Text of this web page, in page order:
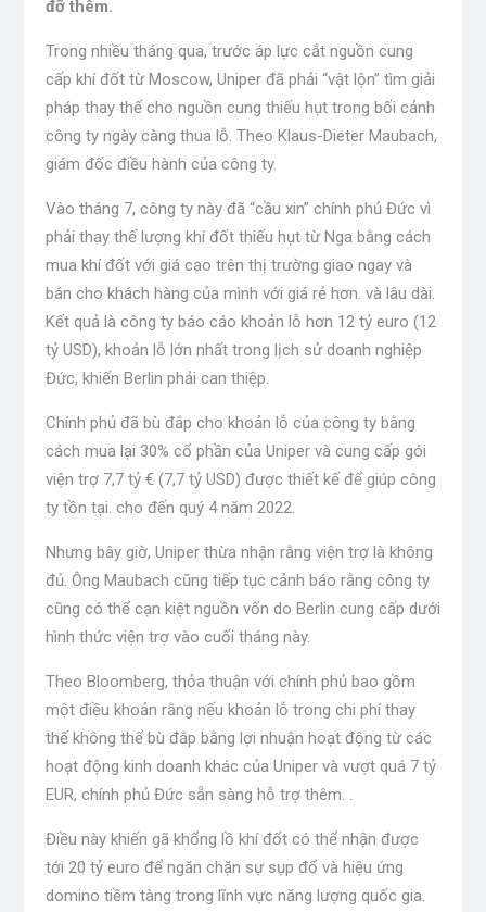
đỡ thêm.
Trong nhiều tháng qua, trước áp lực cắt nguồn cung
cấp khí đốt từ Moscow, Uniper đã phải “vật lộn” tìm giải
pháp thay thế cho nguồn cung thiếu hụt trong bối cảnh
công ty ngày càng thua lỗ. Theo Klaus-Dieter Maubach,
giám đốc điều hành của công ty.
Vào tháng 7, công ty này đã “cầu xin” chính phủ Đức vì
phải thay thế lượng khí đốt thiếu hụt từ Nga bằng cách
mua khí đốt với giá cao trên thị trường giao ngay và
bán cho khách hàng của mình với giá rẻ hơn. và lâu dài.
Kết quả là công ty báo cáo khoản lỗ hơn 12 tỷ euro (12
tỷ USD), khoản lỗ lớn nhất trong lịch sử doanh nghiệp
Đức, khiến Berlin phải can thiệp.
Chính phủ đã bù đắp cho khoản lỗ của công ty bằng
cách mua lại 30% cổ phần của Uniper và cung cấp gói
viện trợ 7,7 tỷ € (7,7 tỷ USD) được thiết kế để giúp công
ty tồn tại. cho đến quý 4 năm 2022.
Nhưng bây giờ, Uniper thừa nhận rằng viện trợ là không
đủ. Ông Maubach cũng tiếp tục cảnh báo rằng công ty
cũng có thể cạn kiệt nguồn vốn do Berlin cung cấp dưới
hình thức viện trợ vào cuối tháng này.
Theo Bloomberg, thỏa thuận với chính phủ bao gồm
một điều khoản rằng nếu khoản lỗ trong chi phí thay
thế không thể bù đắp bằng lợi nhuận hoạt động từ các
hoạt động kinh doanh khác của Uniper và vượt quá 7 tỷ
EUR, chính phủ Đức sẵn sàng hỗ trợ thêm. .
Điều này khiến gã khổng lồ khí đốt có thể nhận được
tới 20 tỷ euro để ngăn chặn sự sụp đổ và hiệu ứng
domino tiềm tàng trong lĩnh vực năng lượng quốc gia.